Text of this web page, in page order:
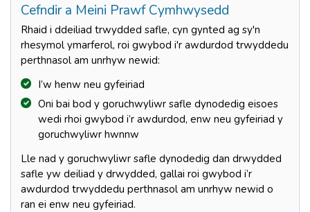
Cefndir a Meini Prawf Cymhwysedd
Rhaid i ddeiliad trwydded safle, cyn gynted ag sy'n
rhesymol ymarferol, roi gwybod i'r awdurdod trwyddedu
perthnasol am unrhyw newid:
I’w henw neu gyfeiriad
Oni bai bod y goruchwyliwr safle dynodedig eisoes
wedi rhoi gwybod i’r awdurdod, enw neu gyfeiriad y
goruchwyliwr hwnnw
Lle nad y goruchwyliwr safle dynodedig dan drwydded
safle yw deiliad y drwydded, gallai roi gwybod i’r
awdurdod trwyddedu perthnasol am unrhyw newid o
ran ei enw neu gyfeiriad.